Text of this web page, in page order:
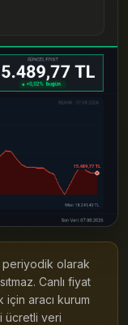
olarak
Canlı fiyat
aracı kurum
ücretli veri